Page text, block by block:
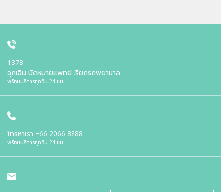
1378
ฉุกเฉิน นัดหมายแพทย์ เรียกรถพยาบาล
พร้อมบริการทุกวัน 24 ชม.
โทรหาเรา +66 2066 8888
พร้อมบริการทุกวัน 24 ชม.